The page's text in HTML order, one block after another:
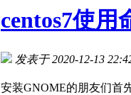
centos7使用
发表于 2020-12-13
安装GNOME的朋友们首